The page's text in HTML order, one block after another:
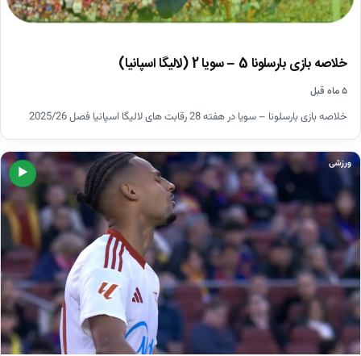
خلاصه بازی بارسلونا 5 – سویا 2 (لالیگا اسپانیا)
۵ ماه قبل
خلاصه بازی بارسلونا – سویا در هفته 28 رقابت های لالیگا اسپانیا فصل 2025/26
▶
ورزشی